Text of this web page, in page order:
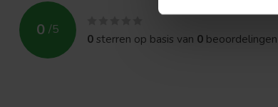
0 /5
0sterren op basis van 0 beoordelingen